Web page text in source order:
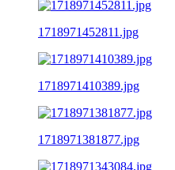
1718971452811.jpg
1718971410389.jpg
1718971381877.jpg